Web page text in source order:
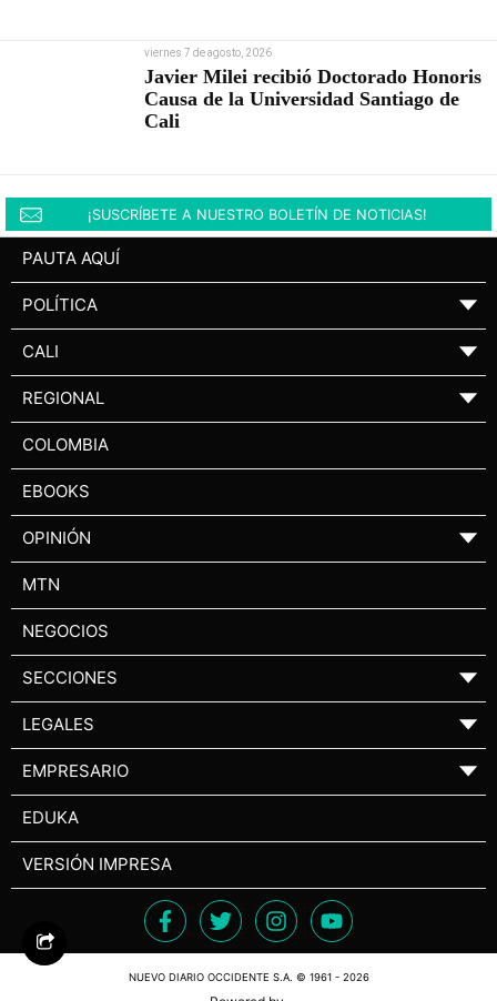
viernes 7 de agosto, 2026
Javier Milei recibió Doctorado Honoris
Causa de la Universidad Santiago de
Cali
¡SUSCRÍBETE A NUESTRO BOLETÍN DE NOTICIAS!
PAUTA AQUÍ
POLÍTICA ▼
CALI ▼
REGIONAL ▼
COLOMBIA
EBOOKS
OPINIÓN ▼
MTN
NEGOCIOS
SECCIONES ▼
LEGALES ▼
EMPRESARIO ▼
EDUKA
VERSIÓN IMPRESA
NUEVO DIARIO OCCIDENTE S.A. © 1961 - 2026